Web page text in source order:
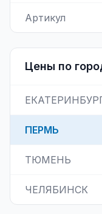
Артикул
Цены по
ПЕРМЬ
ТЮМЕНЬ
ЧЕЛЯБИНСК